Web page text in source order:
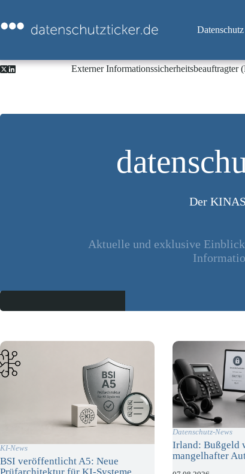
springen
Datenschutz
Externer
Der
Aktuelle und exklusive
KI-News
BSI veröffentlicht A5: Neue
Datenschutz-News
Irland: Bußgeld
mangelhafter